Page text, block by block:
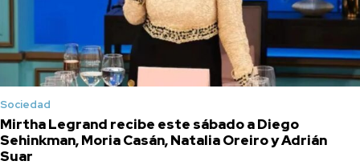
Sociedad
Mirtha Legrand recibe este sábado a Diego
Sehinkman, Moria Casán, Natalia Oreiro y Adrián
Suar